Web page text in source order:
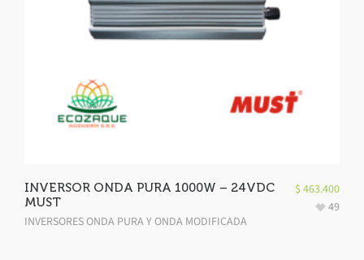
INVERSOR ONDA PURA 1000W – 24VDC
MUST
INVERSORES ONDA PURA Y ONDA MODIFICADA
$ 463.400
49